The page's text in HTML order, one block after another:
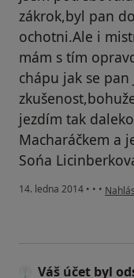
zákrok,byl pan
ochotni.Ale i
mám s tím
chápu jak se
jezdím tak
Macharáčkem a
Sońa
14. ledna 2014 • • • podle
Váš účet byl